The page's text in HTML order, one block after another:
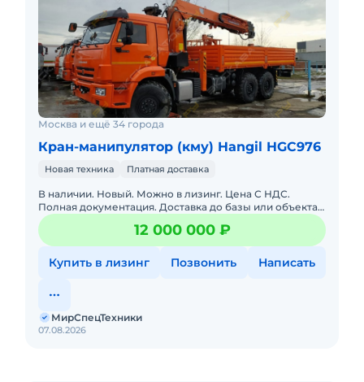
Москва и ещё 34 города
Кран-манипулятор (кму) Hangil HGC976
Новая техника Платная доставка
В наличии. Новый. Можно в лизинг. Цена С НДС.
Полная документация. Доставка до базы или объекта.
ООО "МирСпецТехники" является мультибрендовым
официальным дилер12 000 000 ₽
Купить в лизинг Позвонить Написать
07.08.2026
МирСпецТехники